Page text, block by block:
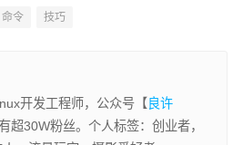
命令 技巧
开发工程师，公众号【 良许
超30W粉丝。个人标签：创业者，